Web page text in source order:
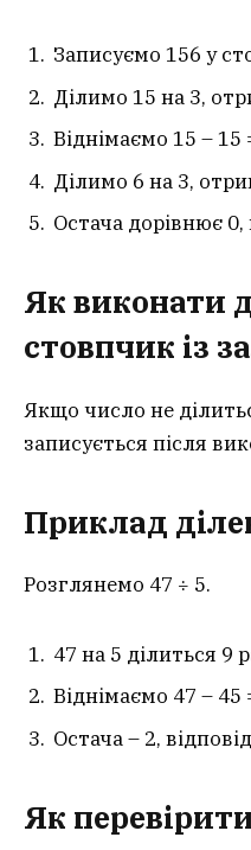
Записуємо 156 у
Ділимо 15 на 3,
Віднімаємо 15 – 15
Ділимо 6 на 3,
Остача дорівнює 0,
Як виконати
стовпчик із
Якщо число не
записується після
Приклад
Розглянемо 47 ÷ 5.
47 на 5 ділиться 9
Віднімаємо 47 – 45
Остача – 2,
Як